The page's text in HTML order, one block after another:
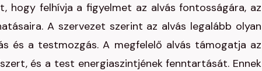
hogy felhívja a figyelmet az alvás fontosságára, az
A szervezet szerint az alvás legalább olyan
és a testmozgás. A megfelelő alvás támogatja az
és a test energiaszintjének fenntartását. Ennek